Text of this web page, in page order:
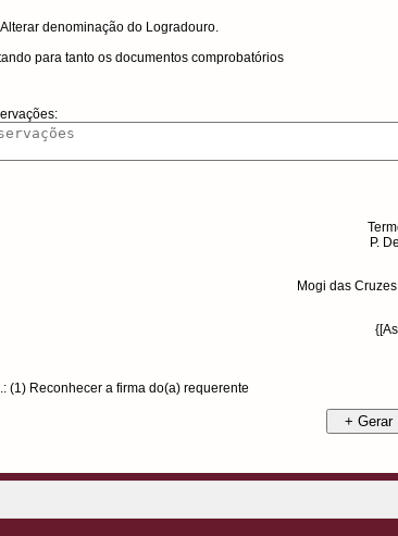
Alterar denominação do Logradouro.
para tanto os documentos comprobatórios
P.
Mogi das
(1) Reconhecer a firma do(a) requerente
+ Gerar